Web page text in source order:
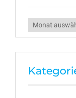
Archiv